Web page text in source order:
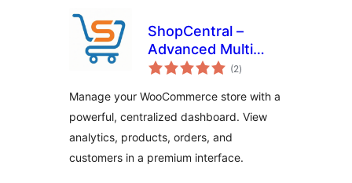
ShopCentral –
Advanced Multi
Store Management
for WooCommerce
(2مجموعی
درجہ
)
Manage your WooCommerce store with a
powerful, centralized dashboard. View
analytics, products, orders, and
customers in a premium interface.